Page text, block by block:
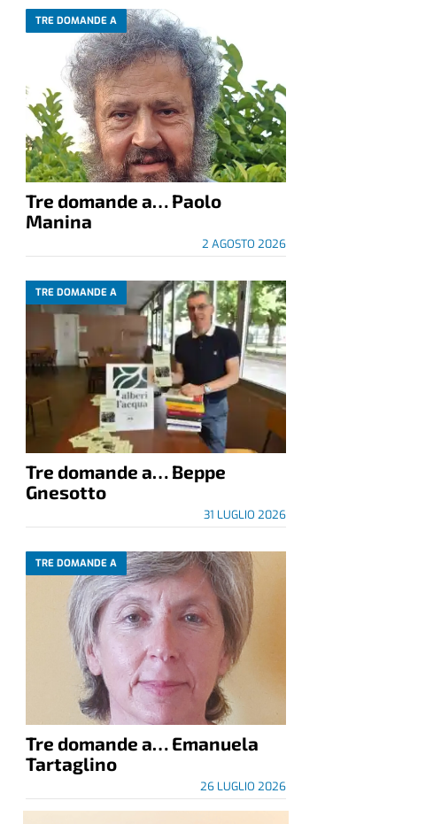
TRE DOMANDE A
Tre domande a… Paolo
Manina
2 AGOSTO 2026
TRE DOMANDE A
Tre domande a… Beppe
Gnesotto
31 LUGLIO 2026
TRE DOMANDE A
Tre domande a… Emanuela
Tartaglino
26 LUGLIO 2026